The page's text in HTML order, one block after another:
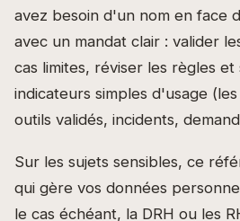
avez besoin d'un nom en face
avec un mandat clair : valider
cas limites, réviser les règles et
indicateurs simples d'usage
outils validés, incidents,
Sur les sujets sensibles, ce
qui gère vos données
le cas échéant, la DRH ou les